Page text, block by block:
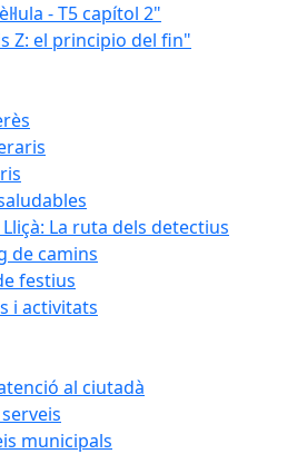
- T5 capítol 2"
Z: el principio del fin"
La ruta dels detectius
de camins
festius
i activitats
al ciutadà
municipals